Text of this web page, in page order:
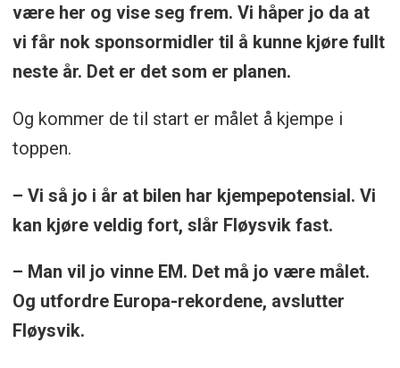
være her og vise seg frem. Vi håper jo da at
vi får nok sponsormidler til å kunne kjøre fullt
neste år. Det er det som er planen.
Og kommer de til start er målet å kjempe i
toppen.
– Vi så jo i år at bilen har kjempepotensial. Vi
kan kjøre veldig fort, slår Fløysvik fast.
– Man vil jo vinne EM. Det må jo være målet.
Og utfordre Europa-rekordene, avslutter
Fløysvik.